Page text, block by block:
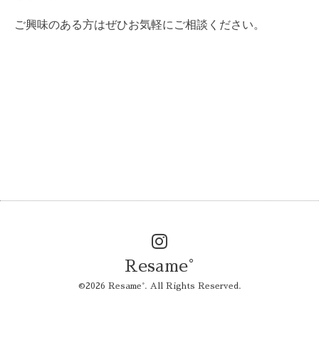
ご興味のある方はぜひお気軽にご相談ください。
Resame°
©2026 Resame°. All Rights Reserved.